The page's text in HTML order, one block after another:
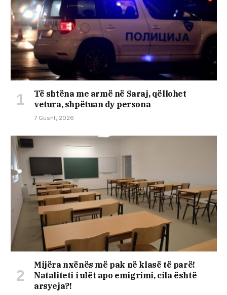
Të shtëna me armë në Saraj, qëllohet
vetura, shpëtuan dy persona
7 Gusht, 2026
Mijëra nxënës më pak në klasë të parë!
Nataliteti i ulët apo emigrimi, cila është
arsyeja?!